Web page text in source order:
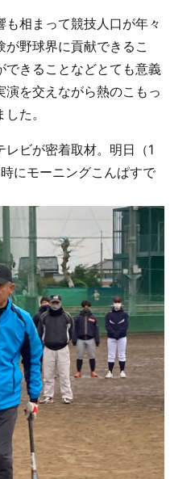
相まって競技人口が年々
野球界に貢献できるこ
できることなどとても意義
演を交えながら熱のこもっ
た。
ビが密着取材。明日（1
にモーニングこんぱすで